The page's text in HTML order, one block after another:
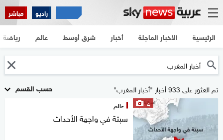
راديو مباشر
الرئيسية الأخبار العاجلة أخبار شرق أوسط عالم رياضة
حسب القسم تم العثور على 933 أخبار "أخبار المغرب"
4 عالم
سبتة في واجهة الأحداث